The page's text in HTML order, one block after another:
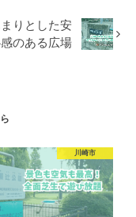
りとした安
のある広場
川崎市